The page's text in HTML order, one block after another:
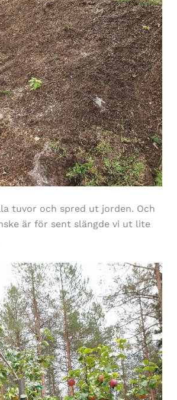
tuvor och spred ut jorden. Och
är för sent slängde vi ut lite